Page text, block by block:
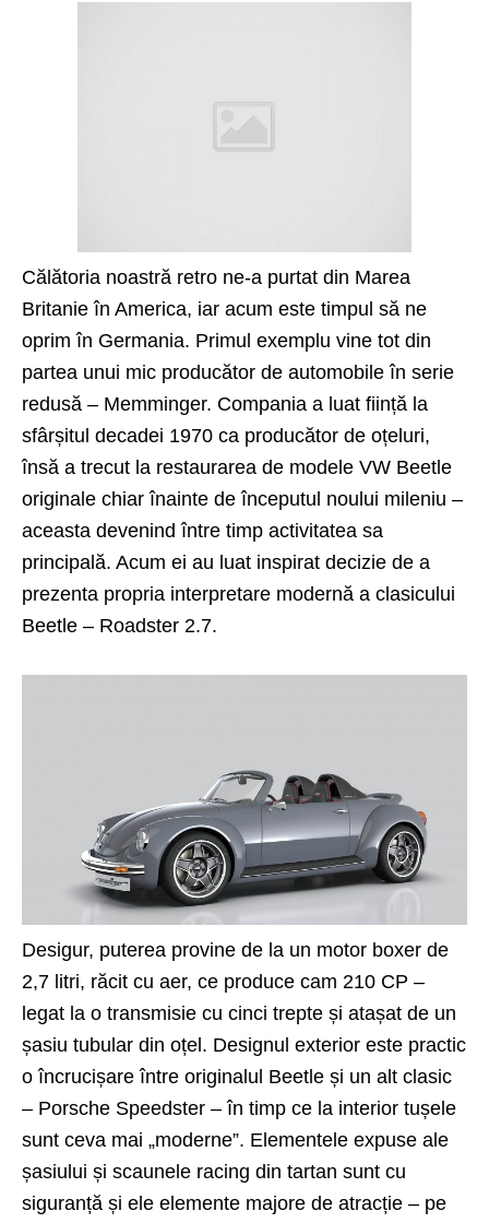
Călătoria noastră retro ne-a purtat din Marea
Britanie în America, iar acum este timpul să ne
oprim în Germania. Primul exemplu vine tot din
partea unui mic producător de automobile în serie
redusă – Memminger. Compania a luat ființă la
sfârșitul decadei 1970 ca producător de oțeluri,
însă a trecut la restaurarea de modele VW Beetle
originale chiar înainte de începutul noului mileniu –
aceasta devenind între timp activitatea sa
principală. Acum ei au luat inspirat decizie de a
prezenta propria interpretare modernă a clasicului
Beetle – Roadster 2.7.
Desigur, puterea provine de la un motor boxer de
2,7 litri, răcit cu aer, ce produce cam 210 CP –
legat la o transmisie cu cinci trepte și atașat de un
șasiu tubular din oțel. Designul exterior este practic
o încrucișare între originalul Beetle și un alt clasic
– Porsche Speedster – în timp ce la interior tușele
sunt ceva mai „moderne”. Elementele expuse ale
șasiului și scaunele racing din tartan sunt cu
siguranță și ele elemente majore de atracție – pe